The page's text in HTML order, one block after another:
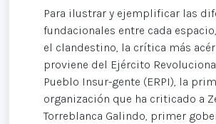
Para ilustrar y ejemplificar las
fundacionales entre cada
el clandestino, la crítica más
proviene del Ejército
Pueblo Insur-gente (ERPI), la
organización que ha criticado a
Torreblanca Galindo, primer